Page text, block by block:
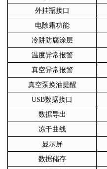
外挂瓶接口
电除霜功能
冷阱防腐涂层
温度异常报警
真空异常报警
真空泵换油提醒
USB数据接口
数据导出
冻干曲线
显示屏
数据储存